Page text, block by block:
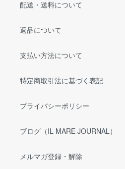
配送・送料について
返品について
支払い方法について
特定商取引法に基づく表記
プライバシーポリシー
ブログ（IL MARE JOURNAL）
メルマガ登録・解除